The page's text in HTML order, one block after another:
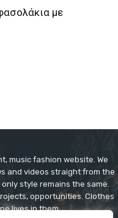
με
music fashion website. We
and videos straight from the
style remains the same.
opportunities. Clothes
lives in them.